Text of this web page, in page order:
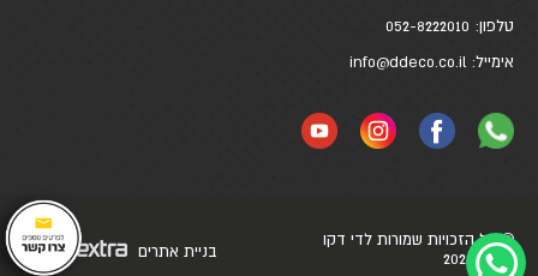
טלפון: 052-8222010
אימייל:info@ddeco.co.il
© כל הזכויות שמורות לדי דקו
בע״מ 2024
בניית אתרים דיגיטל